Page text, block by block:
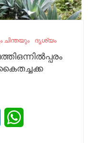
ചിന്തയും ദൃശ്യം
LinkedIn